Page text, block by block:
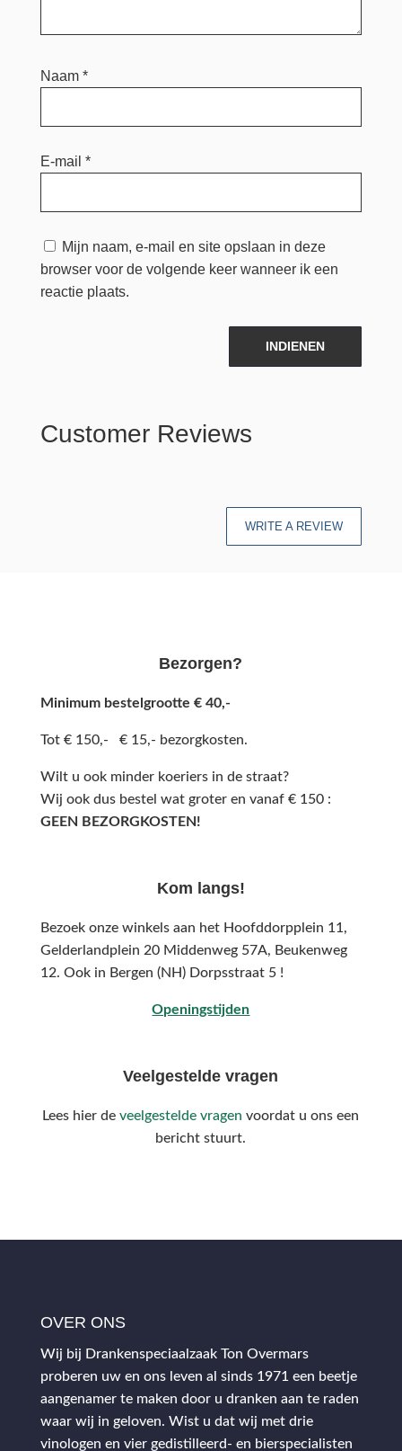
Naam *
E-mail *
Mijn naam, e-mail en site opslaan in deze
browser voor de volgende keer wanneer ik een
reactie plaats.
INDIENEN
Customer Reviews
WRITE A REVIEW
Bezorgen?
Minimum bestelgrootte € 40,-
Tot € 150,- € 15,- bezorgkosten.
Wilt u ook minder koeriers in de straat?
Wij ook dus bestel wat groter en vanaf € 150 :
GEEN BEZORGKOSTEN!
Kom langs!
Bezoek onze winkels aan het Hoofddorpplein 11,
Gelderlandplein 20 Middenweg 57A, Beukenweg
12. Ook in Bergen (NH) Dorpsstraat 5 !
Openingstijden
Veelgestelde vragen
Lees hier deveelgestelde vragen voordat u ons een
bericht stuurt.
OVER ONS
Wij bij Drankenspeciaalzaak Ton Overmars
proberen uw en ons leven al sinds 1971 een beetje
aangenamer te maken door u dranken aan te raden
waar wij in geloven. Wist u dat wij met drie
vinologen en vier gedistilleerd- en bierspecialisten